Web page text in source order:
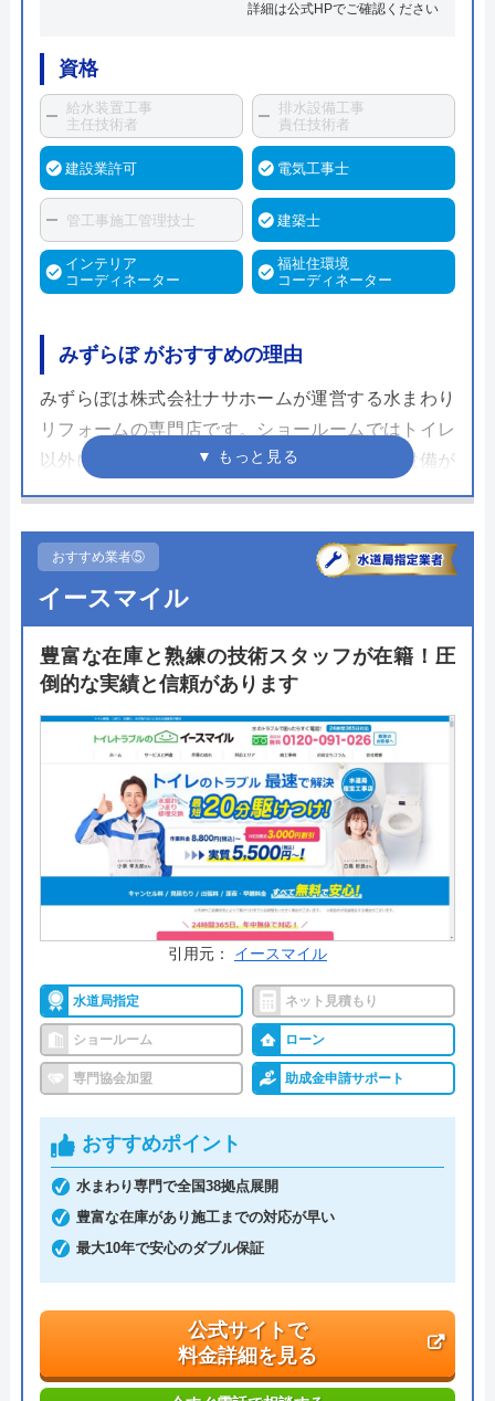
詳細は公式HPでご確認ください
資格
給水装置工事
主任技術者
排水設備工事
責任技術者
建設業許可 電気工事士
管工事施工管理技士 建築士
インテリア
コーディネーター
福祉住環境
コーディネーター
みずらぼ がおすすめの理由
みずらぼは株式会社ナサホームが運営する水まわり
リフォームの専門店です。ショールームではトイレ
以外にもキッチンやユニットバスなどの最新設備が
並びます。店舗では実際の商品を見ながら相談がで
可能です。
ホームページ内では交換したい商材やその際のオプ
ションを入力することでおおまかな費用が見られる
概算見積もり機能があるので費用感を知るにはうっ
たら相談をしてみてください。
公式サイトで
料金詳細を見る
今すぐ電話で相談する
0120-372-320
受付時間： 9:00～18:00
みずらぼ の基本情報
運営会社
株式会社ナサホ―ム水廻り専門ブラン
ド「みずらぼ」
代表者 江川貴志
創業・設立 平成8年10月7日設立
本社所在地
〒530-0017
大阪府大阪市北区角田町8-1 大阪梅田
ツインタワ―ズ・ノ―ス17階
おすすめ業者⑤
イースマイル
豊富な在庫と熟練の技術スタッフが在籍！圧
倒的な実績と信頼があります
引用元： イースマイル
水道局指定 ネット見積もり
ショールーム ローン
専門協会加盟 助成金申請サポート
おすすめポイント
水まわり専門で全国38拠点展開
豊富な在庫があり施工までの対応が早い
最大10年で安心のダブル保証
公式サイトで
料金詳細を見る